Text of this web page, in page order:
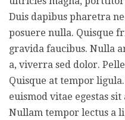
Duis dapibus pharetra
posuere nulla. Quisque
gravida faucibus. Nulla
a, viverra sed dolor.
Quisque at tempor
euismod vitae egestas
Nullam tempor lectus a